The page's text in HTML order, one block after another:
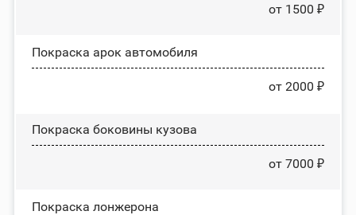
от 1500 ₽
Покраска арок автомобиля
от 2000 ₽
Покраска боковины кузова
от 7000 ₽
Покраска лонжерона